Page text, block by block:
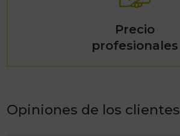
Precio
profesionales
Opiniones de los clientes